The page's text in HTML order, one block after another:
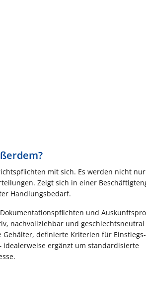
mit sich. Es werden nicht nur
Zeigt sich in einer
Handlungsbedarf.
und
nachvollziehbar und
definierte Kriterien für
idealerweise ergänzt um standardisierte